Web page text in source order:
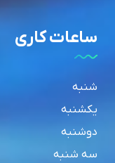
ساعات کاری
شنبه
یکشنبه
دوشنبه
سه شنبه